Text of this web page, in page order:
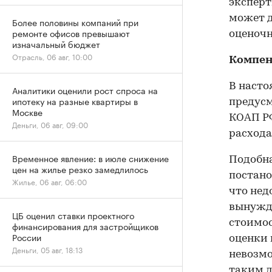
может
В
КОАП
что
оценки
Более половины компаний при
ремонте офисов превышают
изначальный бюджет
Отрасль, 06 авг, 10:00
Аналитики оценили рост спроса на
ипотеку на разные квартиры в
Москве
Деньги, 06 авг, 09:00
Временное явление: в июле снижение
цен на жилье резко замедлилось
Жилье, 06 авг, 06:00
ЦБ оценил ставки проектного
финансирования для застройщиков
России
Деньги, 05 авг, 18:13